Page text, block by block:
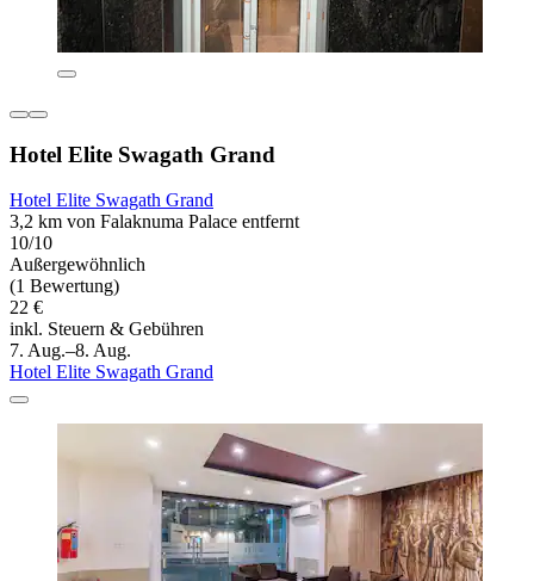
Hotel Elite Swagath Grand
Hotel Elite Swagath Grand
3,2 km von Falaknuma Palace entfernt
10/10
Außergewöhnlich
(1 Bewertung)
22 €
inkl. Steuern & Gebühren
7. Aug.–8. Aug.
Hotel Elite Swagath Grand